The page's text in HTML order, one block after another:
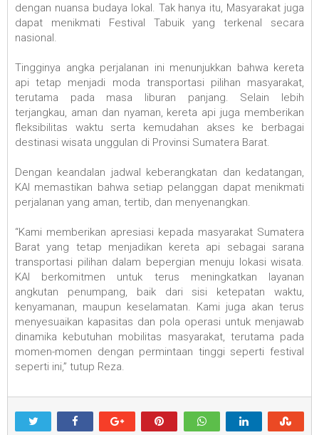
dengan nuansa budaya lokal. Tak hanya itu, Masyarakat juga
dapat menikmati Festival Tabuik yang terkenal secara
nasional.
Tingginya angka perjalanan ini menunjukkan bahwa kereta
api tetap menjadi moda transportasi pilihan masyarakat,
terutama pada masa liburan panjang. Selain lebih
terjangkau, aman dan nyaman, kereta api juga memberikan
fleksibilitas waktu serta kemudahan akses ke berbagai
destinasi wisata unggulan di Provinsi Sumatera Barat.
Dengan keandalan jadwal keberangkatan dan kedatangan,
KAI memastikan bahwa setiap pelanggan dapat menikmati
perjalanan yang aman, tertib, dan menyenangkan.
“Kami memberikan apresiasi kepada masyarakat Sumatera
Barat yang tetap menjadikan kereta api sebagai sarana
transportasi pilihan dalam bepergian menuju lokasi wisata.
KAI berkomitmen untuk terus meningkatkan layanan
angkutan penumpang, baik dari sisi ketepatan waktu,
kenyamanan, maupun keselamatan. Kami juga akan terus
menyesuaikan kapasitas dan pola operasi untuk menjawab
dinamika kebutuhan mobilitas masyarakat, terutama pada
momen-momen dengan permintaan tinggi seperti festival
seperti ini,” tutup Reza.